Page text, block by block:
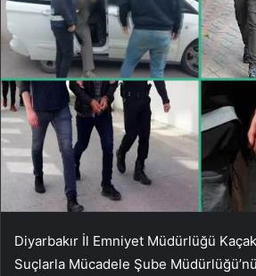
Diyarbakır İl Emniyet Müdürlüğü
Suçlarla Mücadele Şube